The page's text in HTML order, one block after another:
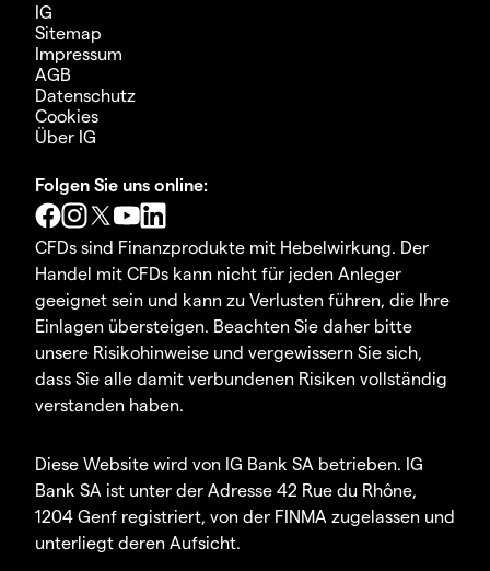
IG
Sitemap
Impressum
AGB
Datenschutz
Cookies
Über IG
Folgen Sie uns online:
CFDs sind Finanzprodukte mit Hebelwirkung. Der
Handel mit CFDs kann nicht für jeden Anleger
geeignet sein und kann zu Verlusten führen, die Ihre
Einlagen übersteigen. Beachten Sie daher bitte
unsere Risikohinweise und vergewissern Sie sich,
dass Sie alle damit verbundenen Risiken vollständig
verstanden haben.
Diese Website wird von IG Bank SA betrieben. IG
Bank SA ist unter der Adresse 42 Rue du Rhône,
1204 Genf registriert, von der FINMA zugelassen und
unterliegt deren Aufsicht.